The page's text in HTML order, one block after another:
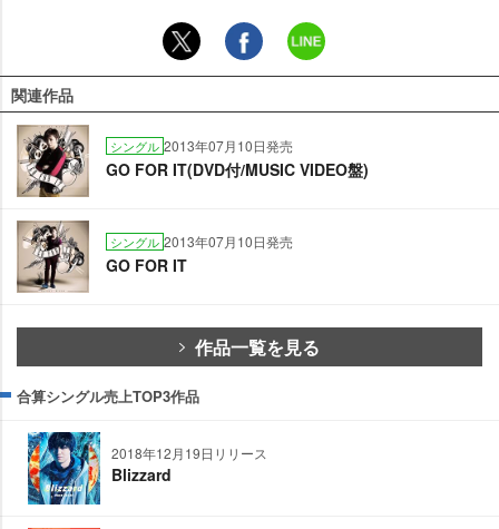
関連作品
シングル 2013年07月10日発売
GO FOR IT(DVD付/MUSIC VIDEO盤)
シングル 2013年07月10日発売
GO FOR IT
作品一覧を見る
合算シングル売上TOP3作品
2018年12月19日リリース
Blizzard